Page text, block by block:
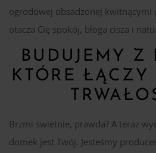
ogrodowej obsadzonej kwitnącymi
otacza Cię spokój, błoga cisza i
BUDUJEMY Z
KTÓRE ŁĄCZY
Brzmi świetnie, prawda? A teraz
domek jest Twój. Jesteśmy